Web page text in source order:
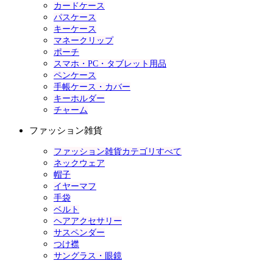
カードケース
パスケース
キーケース
マネークリップ
ポーチ
スマホ・PC・タブレット用品
ペンケース
手帳ケース・カバー
キーホルダー
チャーム
ファッション雑貨
ファッション雑貨カテゴリすべて
ネックウェア
帽子
イヤーマフ
手袋
ベルト
ヘアアクセサリー
サスペンダー
つけ襟
サングラス・眼鏡